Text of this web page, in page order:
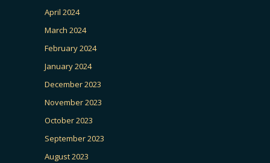
April 2024
March 2024
February 2024
January 2024
December 2023
November 2023
October 2023
September 2023
August 2023